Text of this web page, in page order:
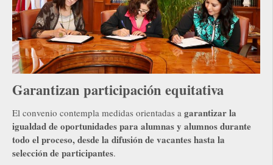
Garantizan participación equitativa
El convenio contempla medidas orientadas a garantizar la
igualdad de oportunidades para alumnas y alumnos durante
todo el proceso, desde la difusión de vacantes hasta la
selección de participantes.